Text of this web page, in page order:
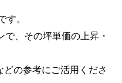
。
、その坪単価の上昇・
の参考にご活用くださ